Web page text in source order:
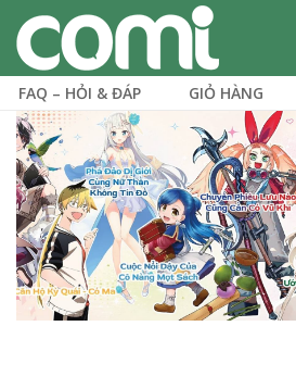
FAQ – HỎI & ĐÁP GIỎ HÀNG